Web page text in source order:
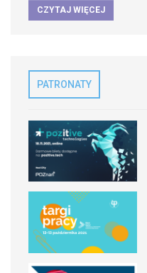
CZYTAJ WIĘCEJ
PATRONATY